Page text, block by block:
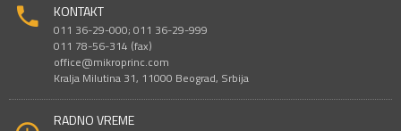
KONTAKT
011 36-29-000; 011 36-29-999
011 78-56-314 (fax)
office@mikroprinc.com
Kralja Milutina 31, 11000 Beograd, Srbija
RADNO VREME